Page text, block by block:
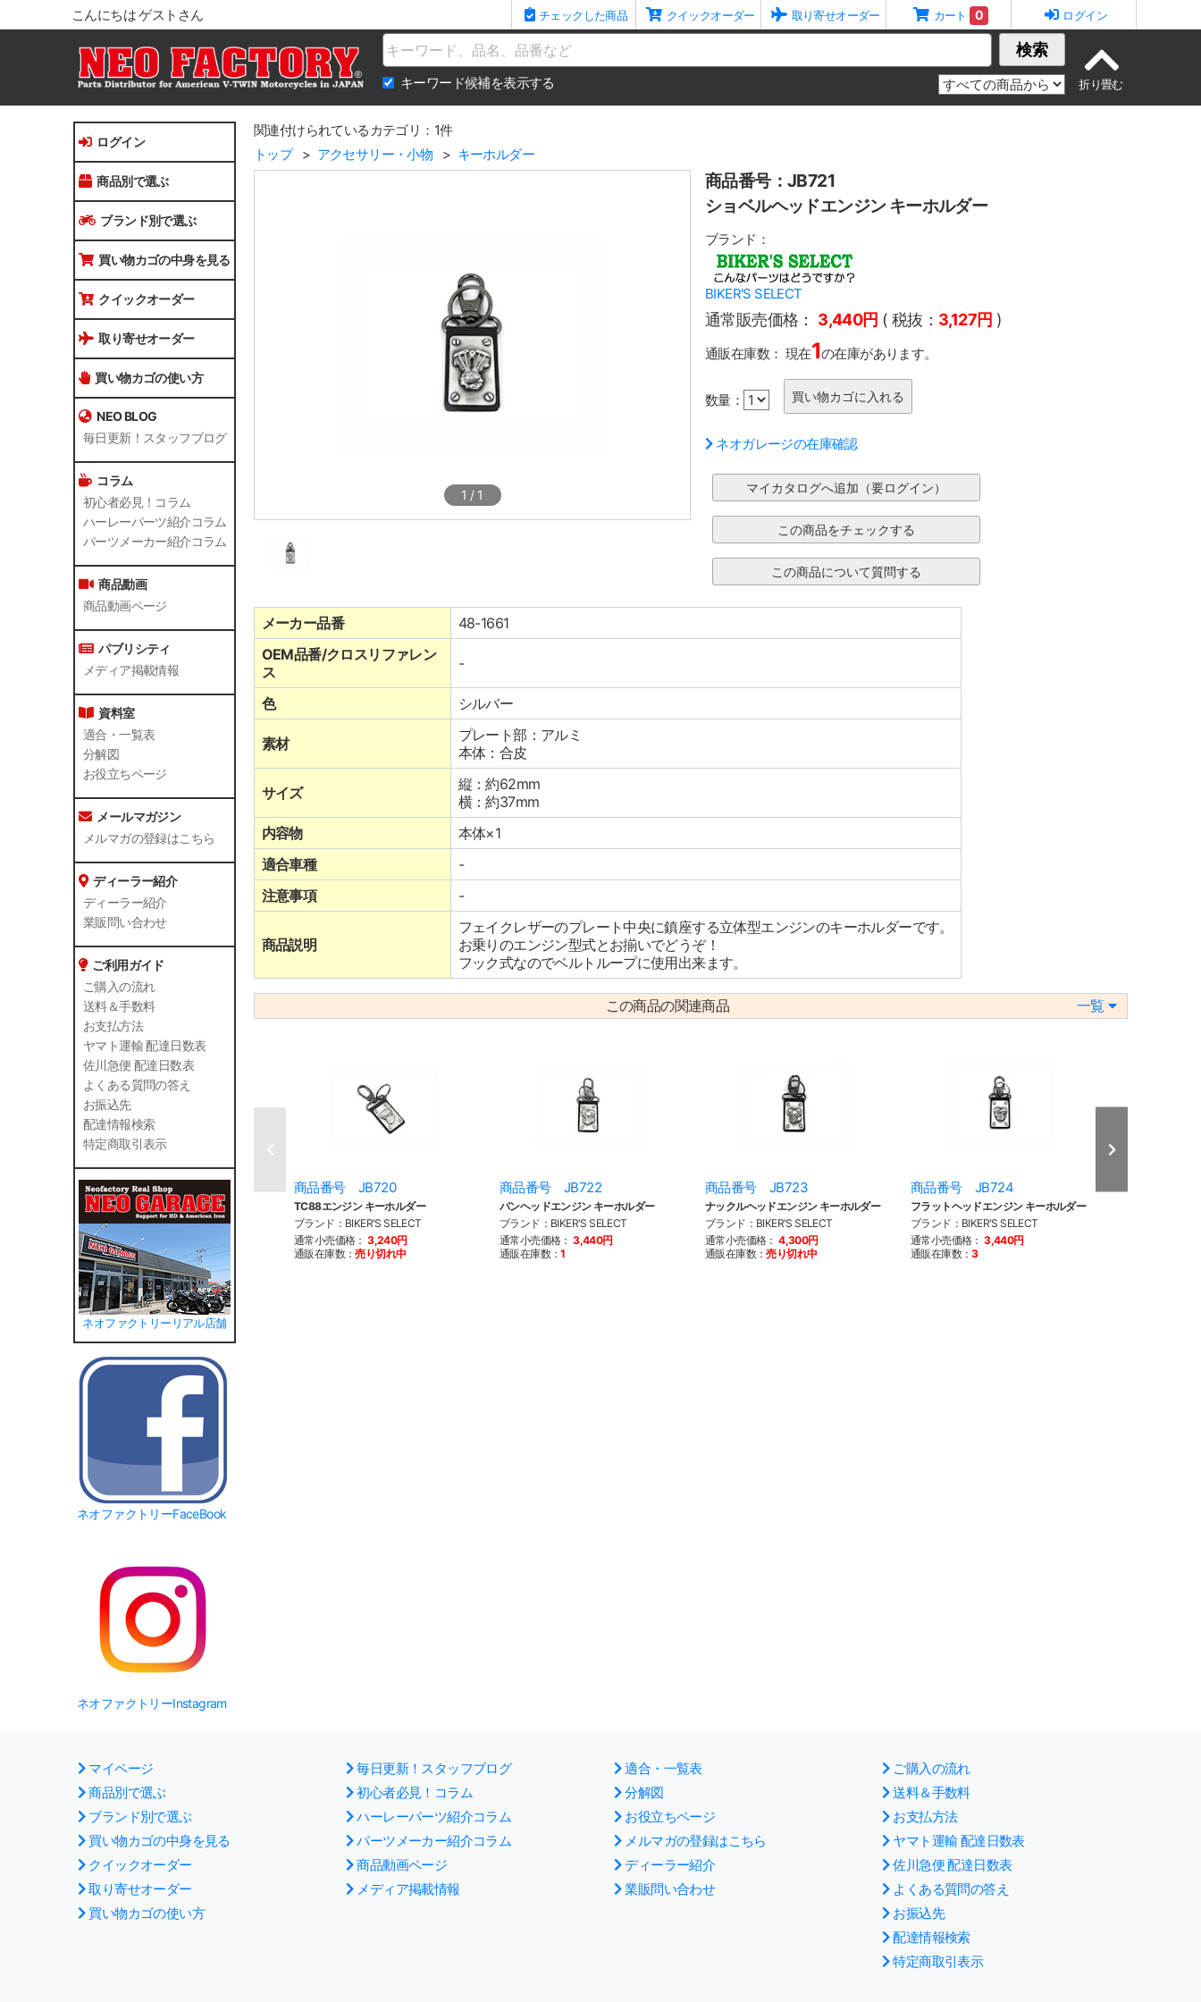
こんにちは ゲストさん チェックした商品 クイックオーダー 取り寄せオーダー カート 0 ログイン
Name 検索
キーワード候補を表示する
ログイン
商品別で選ぶ
ブランド別で選ぶ
買い物カゴの中身を見る
クイックオーダー
取り寄せオーダー
買い物カゴの使い方
NEO BLOG
毎日更新！スタッフブログ
コラム
初心者必見！コラム
ハーレーパーツ紹介コラム
パーツメーカー紹介コラム
商品動画
商品動画ページ
パブリシティ
メディア掲載情報
資料室
適合・一覧表
分解図
お役立ちページ
メールマガジン
メルマガの登録はこちら
ディーラー紹介
ディーラー紹介
業販問い合わせ
ご利用ガイド
ご購入の流れ
送料＆手数料
お支払方法
ヤマト運輸 配達日数表
佐川急便 配達日数表
よくある質問の答え
お振込先
配達情報検索
特定商取引表示
ネオファクトリーリアル店舗
ネオファクトリーFaceBook
ネオファクトリーInstagram
関連付けられているカテゴリ：1件
トップ
アクセサリー・小物 キーホルダー
1 / 1
商品番号：JB721
ショベルヘッドエンジン キーホルダー
ブランド：
BIKER'S SELECT
通常販売価格： 3,440円 ( 税抜： 3,127円 )
通販在庫数： 現在1の在庫があります。
数量：
ネオガレージの在庫確認
メーカー品番
48-1661
OEM品番/クロスリファレン
ス
-
色 シルバー
素材
プレート部：アルミ
本体：合皮
サイズ
縦：約62mm
横：約37mm
内容物
本体×1
適合車種
-
注意事項
-
商品説明
フェイクレザーのプレート中央に鎮座する立体型エンジンのキーホルダーです。
お乗りのエンジン型式とお揃いでどうぞ！
フック式なのでベルトループに使用出来ます。
この商品の関連商品 一覧
商品番号 JB720
TC88エンジン キーホルダー
ブランド：BIKER'S SELECT
通常小売価格： 3,240円
通販在庫数：売り切れ中
商品番号 JB722
パンヘッドエンジン キーホルダー
ブランド：BIKER'S SELECT
通常小売価格： 3,440円
通販在庫数：1
商品番号 JB723
ナックルヘッドエンジン キーホルダー
ブランド：BIKER'S SELECT
通常小売価格： 4,300円
通販在庫数：売り切れ中
商品番号 JB724
フラットヘッドエンジン キーホルダー
ブランド：BIKER'S SELECT
通常小売価格： 3,440円
通販在庫数：3
商品番号
マイページ
商品別で選ぶ
ブランド別で選ぶ
買い物カゴの中身を見る
クイックオーダー
取り寄せオーダー
買い物カゴの使い方
毎日更新！スタッフブログ
初心者必見！コラム
ハーレーパーツ紹介コラム
パーツメーカー紹介コラム
商品動画ページ
メディア掲載情報
適合・一覧表
分解図
お役立ちページ
メルマガの登録はこちら
ディーラー紹介
業販問い合わせ
ご購入の流れ
送料＆手数料
お支払方法
ヤマト運輸 配達日数表
佐川急便 配達日数表
よくある質問の答え
お振込先
配達情報検索
特定商取引表示